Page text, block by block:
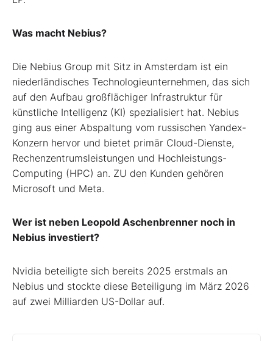
Was macht Nebius?
Die Nebius Group mit Sitz in Amsterdam ist ein
niederländisches Technologieunternehmen, das sich
auf den Aufbau großflächiger Infrastruktur für
künstliche Intelligenz (KI) spezialisiert hat. Nebius
ging aus einer Abspaltung vom russischen Yandex-
Konzern hervor und bietet primär Cloud-Dienste,
Rechenzentrumsleistungen und Hochleistungs-
Computing (HPC) an. ZU den Kunden gehören
Microsoft und Meta.
Wer ist neben Leopold Aschenbrenner noch in
Nebius investiert?
Nvidia beteiligte sich bereits 2025 erstmals an
Nebius und stockte diese Beteiligung im März 2026
auf zwei Milliarden US-Dollar auf.